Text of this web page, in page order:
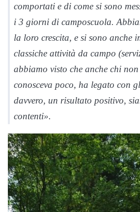
comportati e di come si sono
i 3 giorni di camposcuola.
la loro crescita, e si sono anche
classiche attività da campo
abbiamo visto che anche chi
conosceva poco, ha legato con
davvero, un risultato positivo,
contenti».